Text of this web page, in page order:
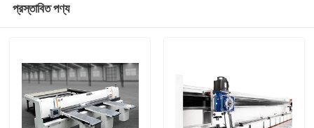
প্রস্তাবিত পণ্য